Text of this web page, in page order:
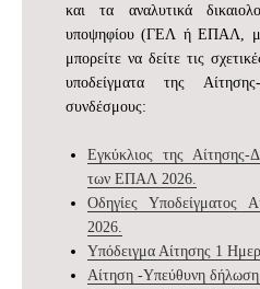
και τα αναλυτικά
υποψηφίου (ΓΕΛ ή ΕΠΑΛ,
μπορείτε να δείτε τις
υποδείγματα της
συνδέσμους:
Εγκύκλιος της Αίτησης-
των ΕΠΑΛ 2026.
Οδηγίες
2026.
Υπόδειγμα Αίτησης 1
Αίτηση -Υπεύθυνη